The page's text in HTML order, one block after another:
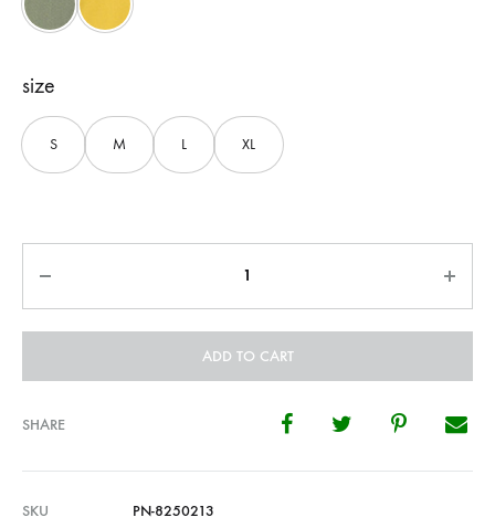
Green Yellow
size
S M L XL
ADD TO CART
SHARE
SKU
PN-8250213